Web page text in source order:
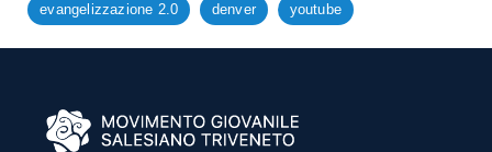
evangelizzazione 2.0 denver youtube